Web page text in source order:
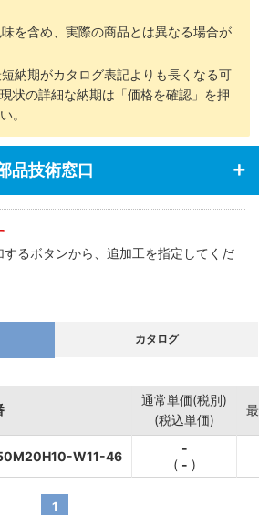
を含め、実際の商品とは異なる場合が
納期がカタログ表記よりも長くなる可
状の詳細な納期は「価格を確認」を押
。
品技術窓口
るボタンから、追加工を指定してくだ
カタログ
通常単価(税別)
(税込単価)
W11-46
-
( - )
1